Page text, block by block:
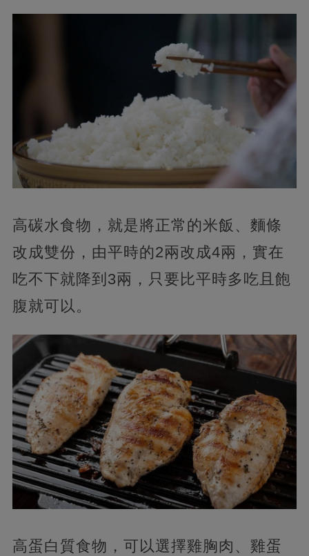
高碳水食物，就是將正常的米飯、麵條
改成雙份，由平時的2兩改成4兩，實在
吃不下就降到3兩，只要比平時多吃且飽
腹就可以。
高蛋白質食物，可以選擇雞胸肉、雞蛋